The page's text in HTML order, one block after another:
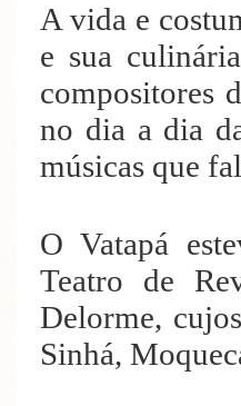
A vida e
e sua
compositores
no dia a dia
músicas que
O Vatapá
Teatro de
Delorme,
Sinhá,